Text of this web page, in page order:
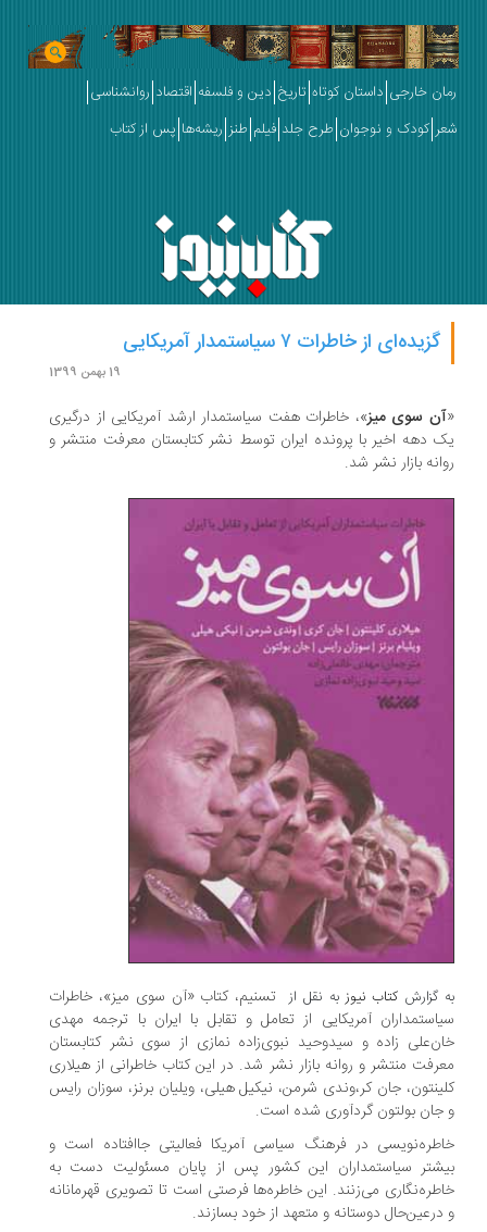
رمان خارجی داستان کوتاه تاریخ دین و فلسفه اقتصاد روانشناسی
شعر کودک و نوجوان طرح جلد فیلم طنز ریشه‌ها پس از کتاب
گزیده‌ای از خاطرات ۷ سیاستمدار آمریکایی
19 بهمن 1399
«آن سوی میز»، خاطرات هفت سیاستمدار ارشد آمریکایی از درگیری
یک دهه اخیر با پرونده ایران توسط نشر کتابستان معرفت منتشر و
روانه بازار نشر شد.
به گزارش کتاب نیوز به نقل ازتسنیم،‌ کتاب «آن سوی میز»، خاطرات
سیاستمداران آمریکایی از تعامل و تقابل با ایران با ترجمه مهدی
خان‌علی زاده و سید‌وحید نبوی‌زاده نمازی از سوی نشر کتابستان
معرفت منتشر و روانه بازار نشر شد. در این کتاب خاطرانی از هیلاری
کلینتون‌، جان کر،‌وندی شرمن‌، نیکیل هیلی،‌ ویلیان برنز،‌ سوزان رایس
و جان بولتون گردآوری شده است.
خاطره‌نویسی در فرهنگ سیاسی آمریکا فعالیتی جاافتاده است و
بیشتر سیاستمداران این کشور پس از پایان مسئولیت دست به
خاطره‌نگاری می‌زنند. این خاطره‌ها فرصتی است تا تصویری قهرمانانه
و درعین‌حال دوستانه و متعهد از خود بسازند.